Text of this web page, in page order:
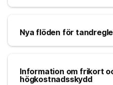
Nya flöden för
Information om frikort
högkostnadsskydd